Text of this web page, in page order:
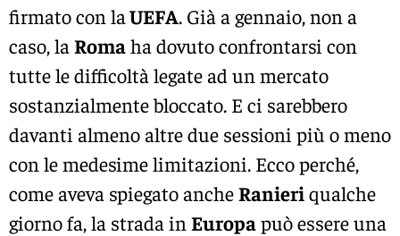
firmato con laUEFA. Già a gennaio, non a
caso, la Romaha dovuto confrontarsi con
tutte le difficoltà legate ad un mercato
sostanzialmente bloccato. E ci sarebbero
davanti almeno altre due sessioni più o meno
con le medesime limitazioni. Ecco perché,
come aveva spiegato ancheRanieriqualche
giorno fa, la strada in Europapuò essere una